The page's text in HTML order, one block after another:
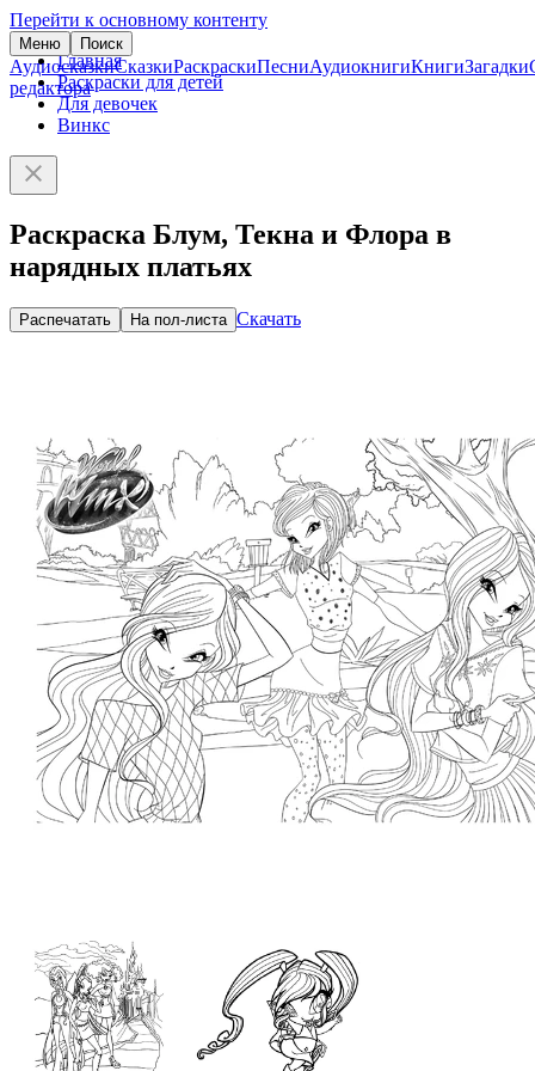
Перейти к основному контенту
Меню Поиск
АудиосказкиСказкиРаскраскиПесниАудиокнигиКнигиЗагадки
редактора
Главная
Раскраски для детей
Для девочек
Винкс
Раскраска Блум, Текна и Флора в
нарядных платьях
Распечатать На пол-листа Скачать